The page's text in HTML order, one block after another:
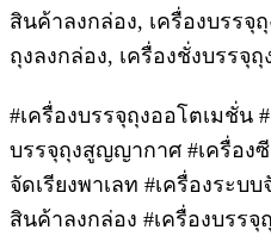
สินค้าลงกล่อง, เครื่องบรรจุ
ถุงลงกล่อง, เครื่องชั่งบรรจุถุ
#เครื่องบรรจุถุงออโตเมชั่น
บรรจุถุงสูญญากาศ #เครื่องซี
จัดเรียงพาเลท #เครื่องระบ
สินค้าลงกล่อง #เครื่องบรรจุ